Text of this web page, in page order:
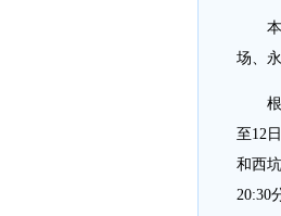
本次
场、
根据
至12
和西
20:30